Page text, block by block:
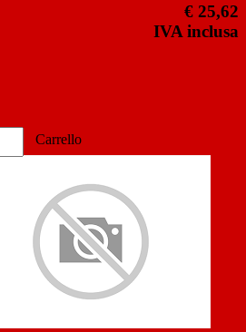
€ 25,62
IVA inclusa
Carrello